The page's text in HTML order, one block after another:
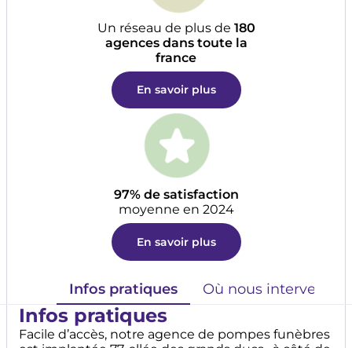
Un réseau de plus de 180
agences dans toute la
france
En savoir plus
97% de satisfaction
moyenne en 2024
En savoir plus
Infos pratiques Où nous intervenons
Infos pratiques
Facile d’accès, notre agence de pompes funèbres